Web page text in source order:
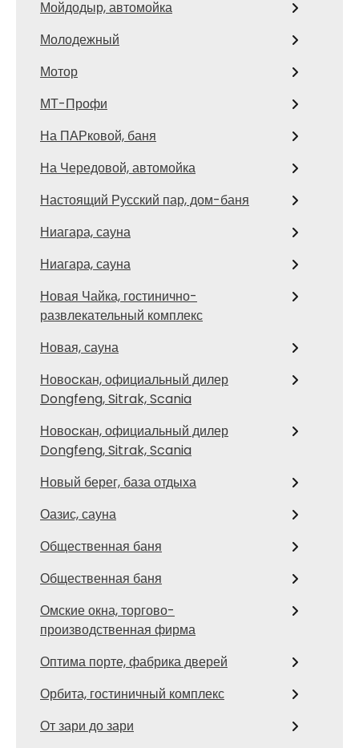
Мойдодыр, автомойка
Молодежный
Мотор
МТ-Профи
На ПАРковой, баня
На Чередовой, автомойка
Настоящий Русский пар, дом-баня
Ниагара, сауна
Ниагара, сауна
Новая Чайка, гостинично-
развлекательный комплекс
Новая, сауна
Новоcкан, официальный дилер
Dongfeng, Sitrak, Scania
Новоcкан, официальный дилер
Dongfeng, Sitrak, Scania
Новый берег, база отдыха
Оазис, сауна
Общественная баня
Общественная баня
Омские окна, торгово-
производственная фирма
Оптима порте, фабрика дверей
Орбита, гостиничный комплекс
От зари до зари